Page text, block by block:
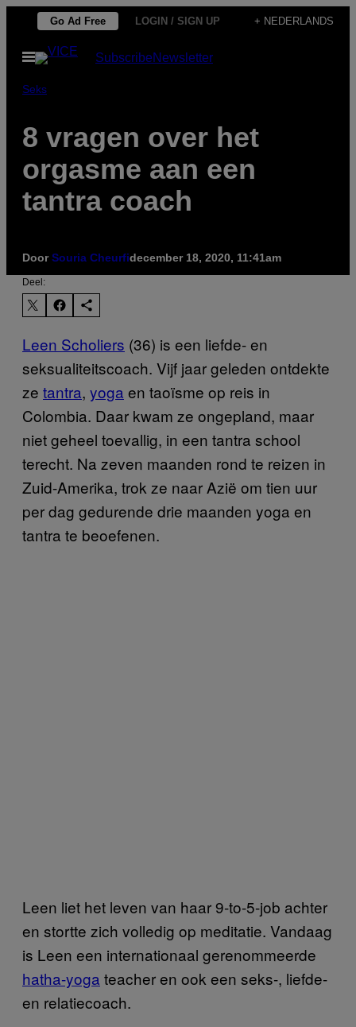
de
inhoud
Go Ad Free LOGIN / SIGN UP + NEDERLANDS
Open
menu
SubscribeNewsletter
Seks
8 vragen over het
orgasme aan een
tantra coach
DoorSouria Cheurfidecember 18, 2020, 11:41am
Deel:
Leen Scholiers (36) is een liefde- en
seksualiteitscoach. Vijf jaar geleden ontdekte
ze tantra, yoga en taoïsme op reis in
Colombia. Daar kwam ze ongepland, maar
niet geheel toevallig, in een tantra school
terecht. Na zeven maanden rond te reizen in
Zuid-Amerika, trok ze naar Azië om tien uur
per dag gedurende drie maanden yoga en
tantra te beoefenen.
Leen liet het leven van haar 9-to-5-job achter
en stortte zich volledig op meditatie. Vandaag
is Leen een internationaal gerenommeerde
hatha-yoga teacher en ook een seks-, liefde-
en relatiecoach.